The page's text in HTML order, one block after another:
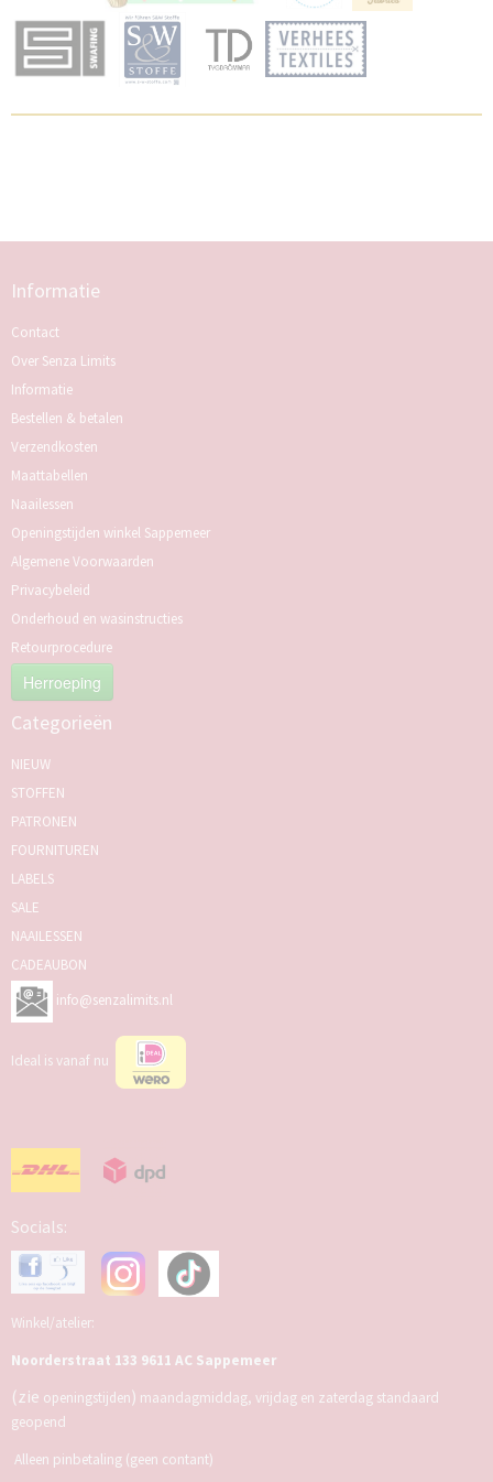
Informatie
Contact
Over Senza Limits
Informatie
Bestellen & betalen
Verzendkosten
Maattabellen
Naailessen
Openingstijden winkel Sappemeer
Algemene Voorwaarden
Privacybeleid
Onderhoud en wasinstructies
Retourprocedure
Herroeping
Categorieën
NIEUW
STOFFEN
PATRONEN
FOURNITUREN
LABELS
SALE
NAAILESSEN
CADEAUBON
info@senzalimits.nl
Ideal is vanaf nu
Socials:
Winkel/atelier:
Noorderstraat 133 9611 AC Sappemeer
(zie openingstijden) maandagmiddag, vrijdag en zaterdag standaard
geopend
Alleen pinbetaling (geen contant)